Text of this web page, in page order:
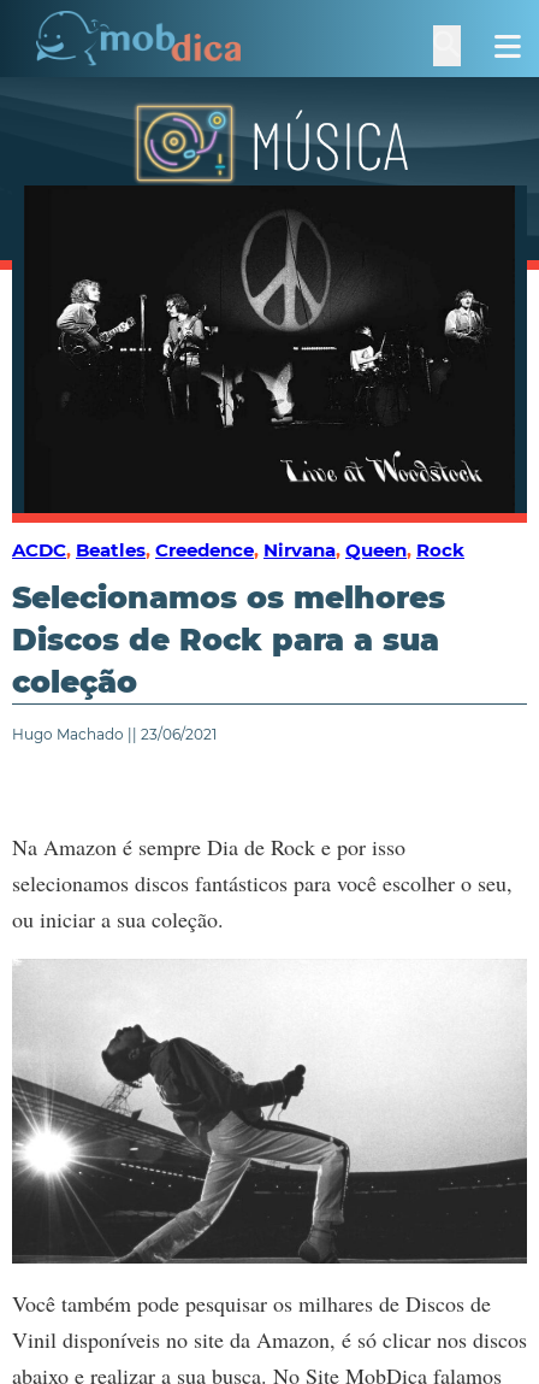
ACDC, Beatles, Creedence, Nirvana, Queen, Rock
Selecionamos os melhores
Discos de Rock para a sua
coleção
Hugo Machado || 23/06/2021
Na Amazon é sempre Dia de Rock e por isso
selecionamos discos fantásticos para você escolher o seu,
ou iniciar a sua coleção.
Você também pode pesquisar os milhares de Discos de
Vinil disponíveis no site da Amazon, é só clicar nos discos
abaixo e realizar a sua busca. No Site MobDica falamos